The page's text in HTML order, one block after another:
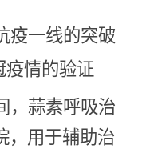
疫一线的突破
疫情的验证
，蒜素呼吸治
，用于辅助治